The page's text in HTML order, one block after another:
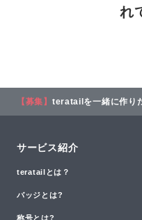
れ
【募集】 teratailを一緒に作り
サービス紹介
teratailとは？
バッジとは?
称号とは?